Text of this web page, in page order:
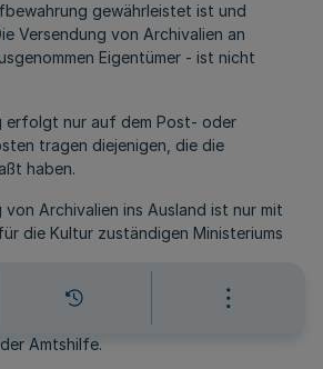
gewährleistet ist und
Versendung von Archivalien an
Eigentümer - ist nicht
erfolgt nur auf dem Post- oder
tragen diejenigen, die die
haben.
von Archivalien ins Ausland ist nur mit
die Kultur zuständigen Ministeriums
von Archivalien zur amtlichen
des Grundgesetzes
Amtshilfe.